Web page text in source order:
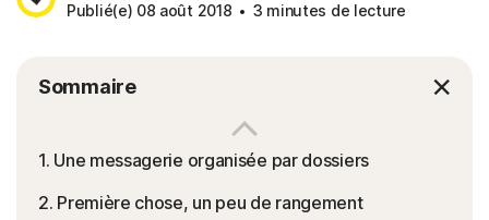
Publié(e) 08 août 2018
3 minutes de lecture
Sommaire
1. Une messagerie organisée par dossiers
2. Première chose, un peu de rangement